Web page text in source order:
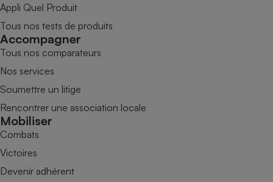
Appli Quel Produit
Tous nos tests de produits
Accompagner
Tous nos comparateurs
Nos services
Soumettre un litige
Rencontrer une association locale
Mobiliser
Combats
Victoires
Devenir adhérent